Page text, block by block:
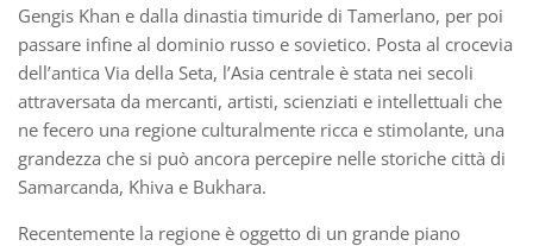
Gengis Khan e dalla dinastia timuride di Tamerlano, per poi
passare infine al dominio russo e sovietico. Posta al crocevia
dell’antica Via della Seta, l’Asia centrale è stata nei secoli
attraversata da mercanti, artisti, scienziati e intellettuali che
ne fecero una regione culturalmente ricca e stimolante, una
grandezza che si può ancora percepire nelle storiche città di
Samarcanda, Khiva e Bukhara.
Recentemente la regione è oggetto di un grande piano